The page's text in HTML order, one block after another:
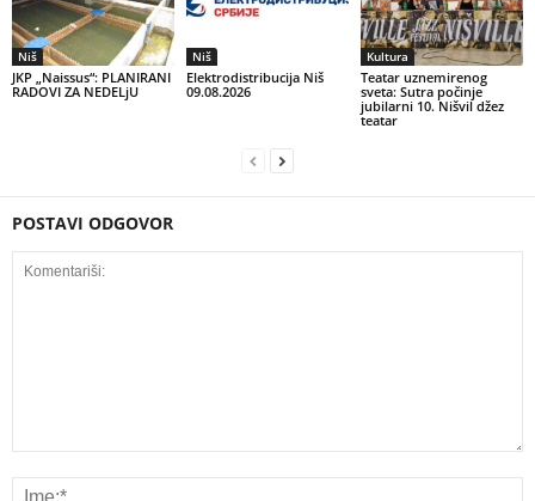
Niš
JKP „Naissus“: PLANIRANI
RADOVI ZA NEDELjU
Niš
Elektrodistribucija Niš
09.08.2026
Kultura
Teatar uznemirenog
sveta: Sutra počinje
jubilarni 10. Nišvil džez
teatar
POSTAVI ODGOVOR